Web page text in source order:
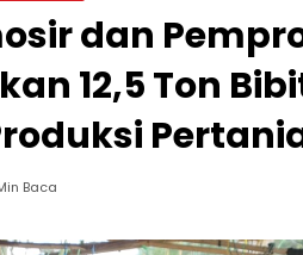
dan
12,5 Ton
Baca